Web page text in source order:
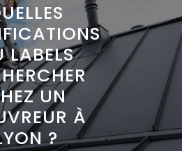
LABELS
UN
À
?